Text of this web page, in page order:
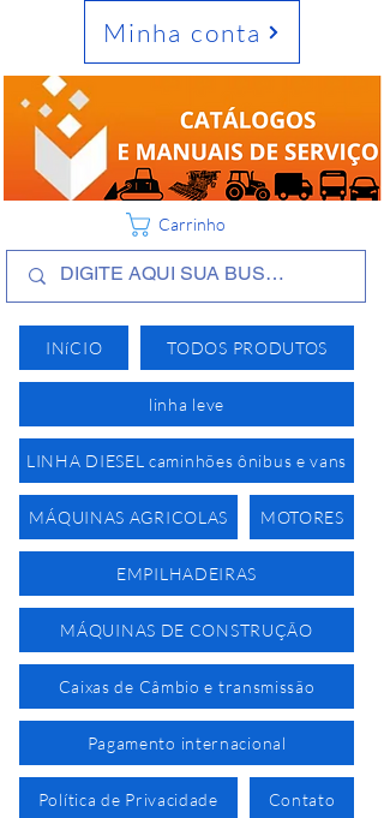
INíCIO TODOS PRODUTOS
linha leve
LINHA DIESEL caminhões ônibus e vans
MÁQUINAS AGRICOLAS MOTORES
EMPILHADEIRAS
MÁQUINAS DE CONSTRUÇÃO
Caixas de Câmbio e transmissão
Pagamento internacional
Política de Privacidade Contato
Minha conta
Carrinho